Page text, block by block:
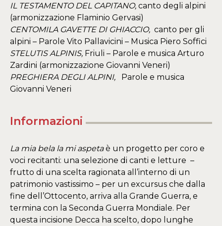
IL TESTAMENTO DEL CAPITANO, canto degli alpini
(armonizzazione Flaminio Gervasi)
CENTOMILA GAVETTE DI GHIACCIO, canto per gli
alpini – Parole Vito Pallavicini – Musica Piero Soffici
STELUTIS ALPINIS, Friuli – Parole e musica Arturo
Zardini (armonizzazione Giovanni Veneri)
PREGHIERA DEGLI ALPINI, Parole e musica
Giovanni Veneri
Informazioni
La mia bela la mi aspetaè un progetto per coro e
voci recitanti: una selezione di canti e letture –
frutto di una scelta ragionata all’interno di un
patrimonio vastissimo – per un excursus che dalla
fine dell’Ottocento, arriva alla Grande Guerra, e
termina con la Seconda Guerra Mondiale. Per
questa incisione Decca ha scelto, dopo lunghe